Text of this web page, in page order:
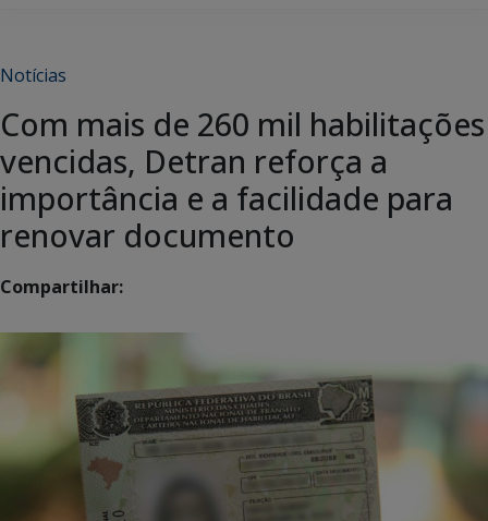
Notícias
Com mais de 260 mil habilitações
vencidas, Detran reforça a
importância e a facilidade para
renovar documento
Compartilhar: